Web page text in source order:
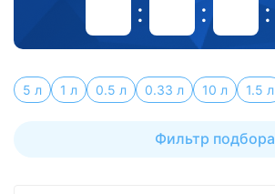
5 л 1 л 0.5 л 0.33 л 10 л 1.5 л
Фильтр подбора